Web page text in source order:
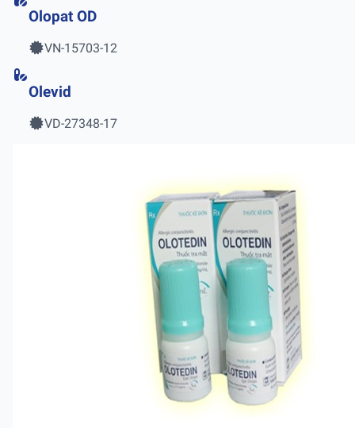
Olopat OD
VN-15703-12
Olevid
VD-27348-17